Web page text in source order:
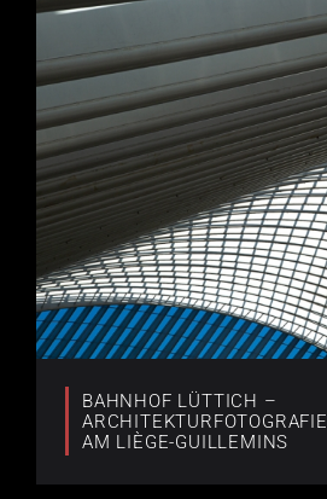
BAHNHOF LÜTTICH –
ARCHITEKTURFOTOGRAFIE
AM LIÈGE-GUILLEMINS